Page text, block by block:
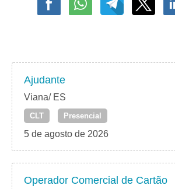
Ajudante
Viana/ ES
CLT Presencial
5 de agosto de 2026
Operador Comercial de Cartão